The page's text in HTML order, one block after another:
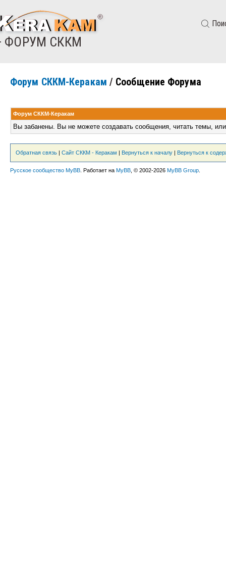
ФОРУМ СККМ
Форум СККМ-Керакам / Сообщение Форума
Форум СККМ-Керакам
Вы забанены. Вы не можете создавать сообщения, читать темы,
Обратная связь | Сайт СККМ - Керакам | Вернуться к началу | Вернуться к
Русское сообщество MyBB . Работает на MyBB , © 2002-2026 MyBB Group